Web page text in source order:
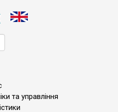
та управління